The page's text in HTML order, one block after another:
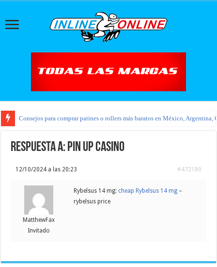
Consejos para comprar patines o rollers más baratos en México, Argentina,
Respuesta a: pin up casino
12/10/2024 a las 20:23 #472180
MatthewFax
Invitado
Rybelsus 14 mg:cheap Rybelsus 14 mg –
rybelsus price